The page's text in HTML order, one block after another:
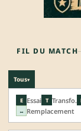
FIL DU MATCH
Tous▾
E Essai T Transfo.
↔ Remplacement